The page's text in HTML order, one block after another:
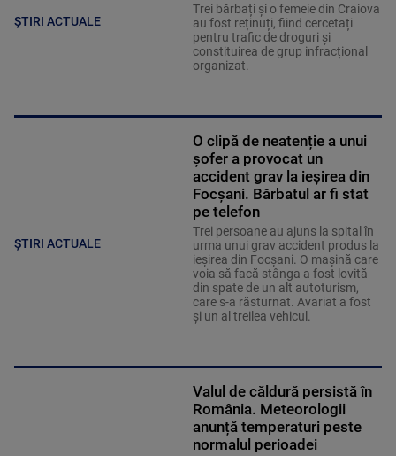
ȘTIRI ACTUALE
Trei bărbați și o femeie din Craiova
au fost reținuți, fiind cercetați
pentru trafic de droguri și
constituirea de grup infracțional
organizat.
ȘTIRI ACTUALE
O clipă de neatenție a unui
șofer a provocat un
accident grav la ieșirea din
Focșani. Bărbatul ar fi stat
pe telefon
Trei persoane au ajuns la spital în
urma unui grav accident produs la
ieșirea din Focșani. O mașină care
voia să facă stânga a fost lovită
din spate de un alt autoturism,
care s-a răsturnat. Avariat a fost
și un al treilea vehicul.
Valul de căldură persistă în
România. Meteorologii
anunță temperaturi peste
normalul perioadei